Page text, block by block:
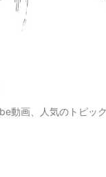
動画、人気のトピッ